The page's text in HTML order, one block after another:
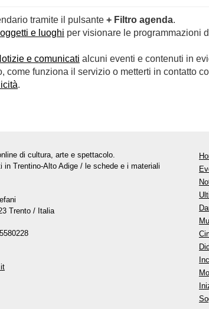
tramite il pulsante + Filtro agenda.
e luoghi per visionare le programmazioni
e comunicati alcuni eventi e contenuti in
come funziona il servizio o metterti in contatto
.
di cultura, arte e spettacolo.
in Trentino-Alto Adige / le schede e i materiali
Trento / Italia